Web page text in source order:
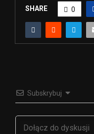
SHARE 0
Subskrybuj